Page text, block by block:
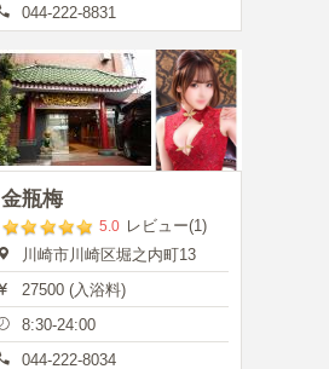
044-222-8831
金瓶梅
5.0 レビュー(1)
川崎市川崎区堀之内町13
27500 (入浴料)
8:30-24:00
044-222-8034